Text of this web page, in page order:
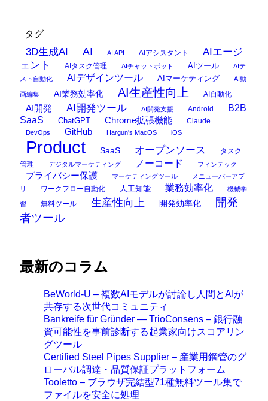
タグ
3D生成AI AI AI API AIアシスタント
AIエージ
ェント
AIタスク管理 AIチャットボット AIツール
AIテ
スト自動化
AIデザインツール AIマーケティング AI動
画編集 AI業務効率化 AI生産性向上 AI自動化
AI開発 AI開発ツール AI開発支援 Android
B2B
SaaS
ChatGPT Chrome拡張機能 Claude
DevOps GitHub Hargun's MacOS iOS
Product SaaS オープンソース
タスク
管理
デジタルマーケティング ノーコード フィンテック
プライバシー保護 マーケティングツール
メニューバーアプ
リ
ワークフロー自動化 人工知能 業務効率化 機械学
習 無料ツール 生産性向上 開発効率化
開発
者ツール
最新のコラム
BeWorld-U – 複数AIモデルが討論し人間とAIが
共存する次世代コミュニティ
Bankreife für Gründer — TrioConsens – 銀行融
資可能性を事前診断する起業家向けスコアリン
グツール
Certified Steel Pipes Supplier – 産業用鋼管のグ
ローバル調達・品質保証プラットフォーム
Tooletto – ブラウザ完結型71種無料ツール集で
ファイルを安全に処理